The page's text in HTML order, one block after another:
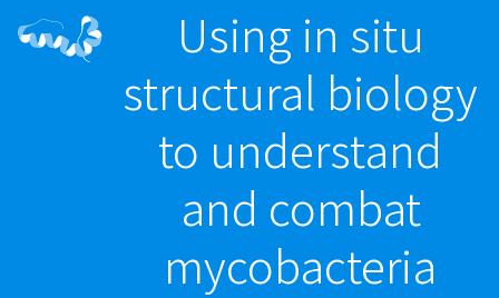
Using in situ
structural biology
to understand
and combat
mycobacteria